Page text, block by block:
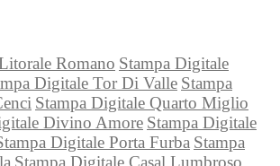
Romano Stampa Digitale
Digitale Tor Di Valle Stampa
Stampa Digitale Quarto Miglio
Divino Amore Stampa Digitale
Digitale Porta Furba Stampa
Stampa Digitale Casal Lumbroso